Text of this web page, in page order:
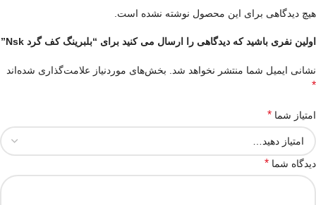
هیچ دیدگاهی برای این محصول نوشته نشده است.
اولین نفری باشید که دیدگاهی را ارسال می کنید برای “بلبرینگ کف گرد Nsk”
نشانی ایمیل شما منتشر نخواهد شد. بخش‌های موردنیاز علامت‌گذاری شده‌اند
*
امتیاز شما *
دیدگاه شما *